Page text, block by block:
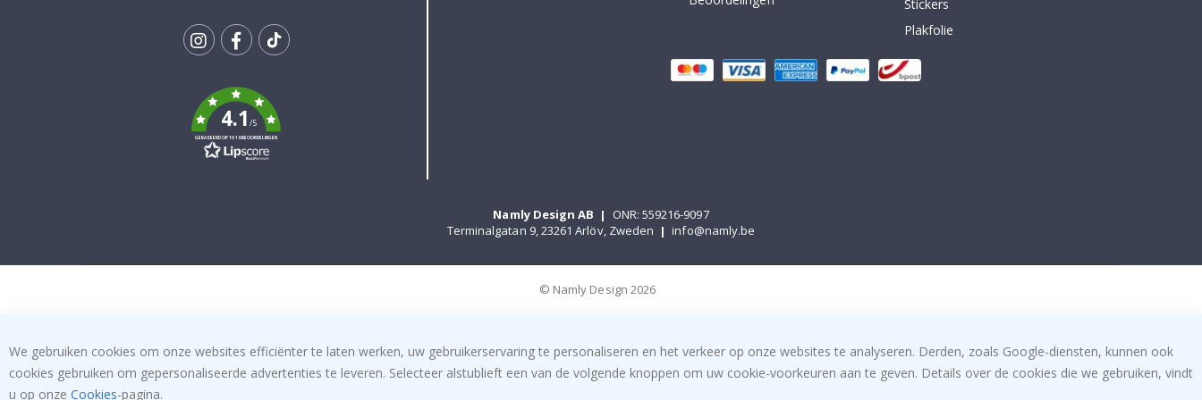
k
4.1/5
GEBASEERD OP 1019 BEOORDELINGEN
Stickers
Plakfolie
Namly Design AB |
ONR: 559216-9097
Terminalgatan 9, 23261 Arlöv, Zweden | info@namly.be
© Namly Design 2026
We gebruiken cookies om onze websites efficiënter te laten werken, uw gebruikerservaring te personaliseren en het verkeer op onze websites te analyseren. Derden, zoals Google-diensten, kunnen ook
cookies gebruiken om gepersonaliseerde advertenties te leveren. Selecteer alstublieft een van de volgende knoppen om uw cookie-voorkeuren aan te geven. Details over de cookies die we gebruiken, vindt
u op onze Cookies-pagina.